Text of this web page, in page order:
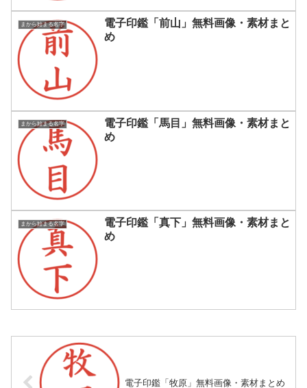
まから始まる名字
電子印鑑「前山」無料画像・素材まと
め
まから始まる名字
電子印鑑「馬目」無料画像・素材まと
め
まから始まる名字
電子印鑑「真下」無料画像・素材まと
め
電子印鑑「牧原」無料画像・素材まとめ